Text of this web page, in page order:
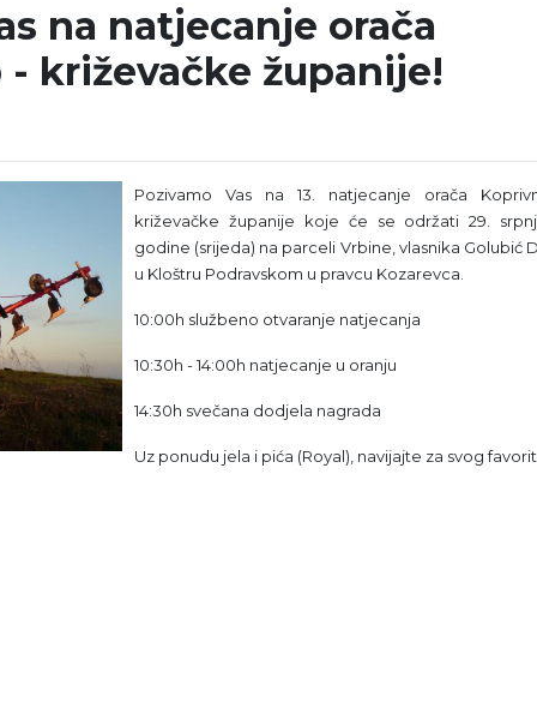
na natjecanje orača
križevačke županije!
Pozivamo Vas na 13. natjecanje orača
križevačke županije koje će se održati 29.
godine (srijeda) na parceli Vrbine, vlasnika Golubić
u Kloštru Podravskom u pravcu Kozarevca.
10:00h službeno otvaranje natjecanja
10:30h - 14:00h natjecanje u oranju
14:30h svečana dodjela nagrada
Uz ponudu jela i pića (Royal), navijajte za svog